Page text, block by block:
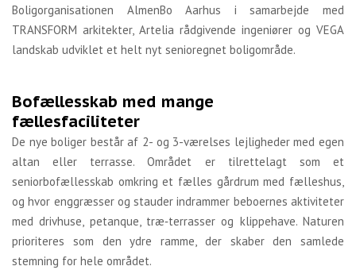
Boligorganisationen AlmenBo Aarhus i samarbejde med
TRANSFORM arkitekter, Artelia rådgivende ingeniører og VEGA
landskab udviklet et helt nyt senioregnet boligområde.
Bofællesskab med mange
fællesfaciliteter
De nye boliger består af 2- og 3-værelses lejligheder med egen
altan eller terrasse. Området er tilrettelagt som et
seniorbofællesskab omkring et fælles gårdrum med fælleshus,
og hvor enggræsser og stauder indrammer beboernes aktiviteter
med drivhuse, petanque, træ‐terrasser og klippehave. Naturen
prioriteres som den ydre ramme, der skaber den samlede
stemning for hele området.